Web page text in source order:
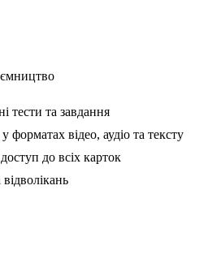
тести та завдання
форматах відео, аудіо та тексту
до всіх карток